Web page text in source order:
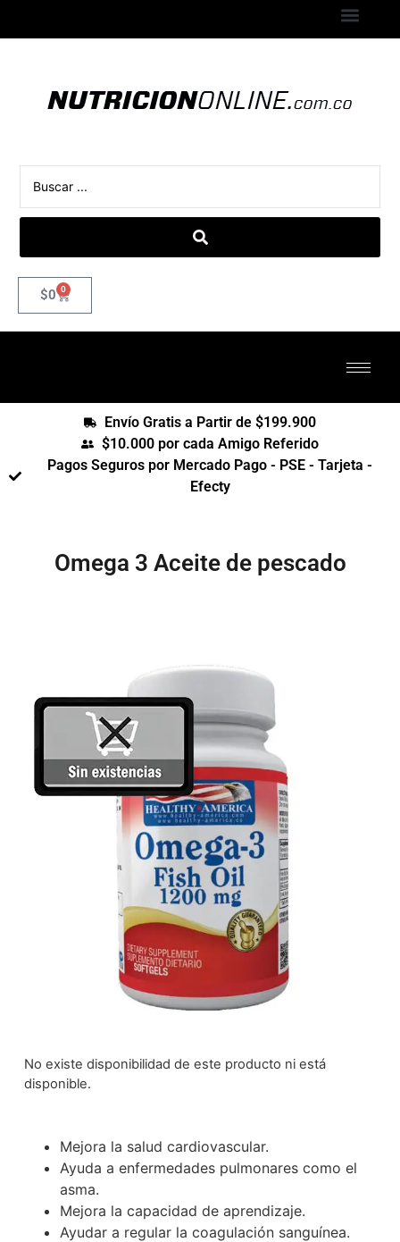
$0 0
Envío Gratis a Partir de $199.900
$10.000 por cada Amigo Referido
Pagos Seguros por Mercado Pago - PSE - Tarjeta -
Efecty
Omega 3 Aceite de pescado
No existe disponibilidad de este producto ni está
disponible.
Mejora la salud cardiovascular.
Ayuda a enfermedades pulmonares como el
asma.
Mejora la capacidad de aprendizaje.
Ayudar a regular la coagulación sanguínea.